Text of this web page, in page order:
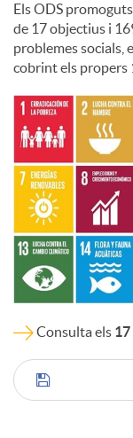
Els ODS
de 17 objectius i
problemes socials,
cobrint els propers
Consulta els
C